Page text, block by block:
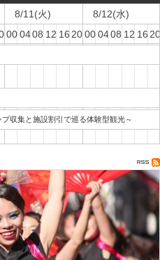
収集と施設割引で巡る体験型観光～
00:00
8/11(火)
04:0008:0012:0016:0020:0000:00
8/12(水)
04:0008:0012:00